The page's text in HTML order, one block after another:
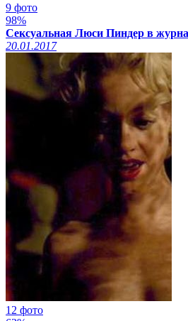
9 фото
98%
Сексуальная Люси Пиндер в
20.01.2017
12 фото